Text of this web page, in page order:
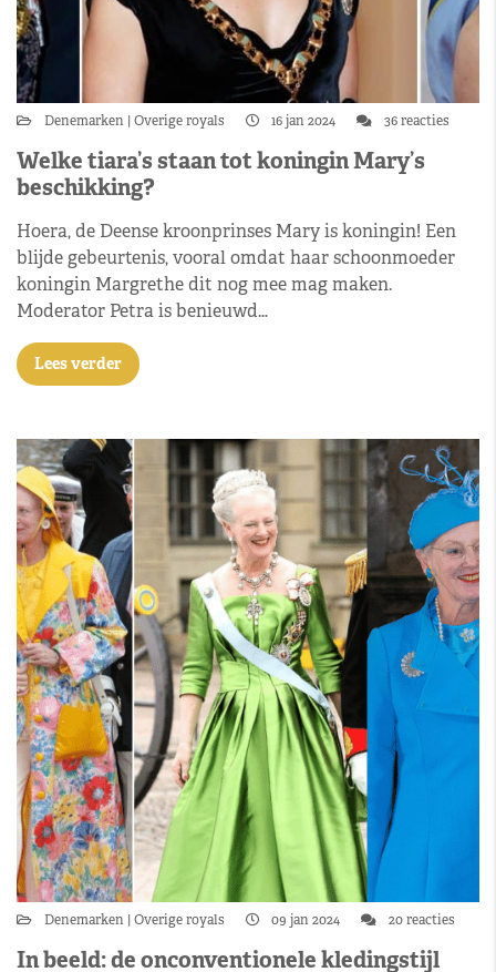
Denemarken Overige royals 16 jan 2024 36 reacties
Welke tiara’s staan tot koningin Mary’s
beschikking?
Hoera, de Deense kroonprinses Mary is koningin! Een
blijde gebeurtenis, vooral omdat haar schoonmoeder
koningin Margrethe dit nog mee mag maken.
Moderator Petra is benieuwd…
Lees verder
Denemarken Overige royals 09 jan 2024 20 reacties
In beeld: de onconventionele kledingstijl